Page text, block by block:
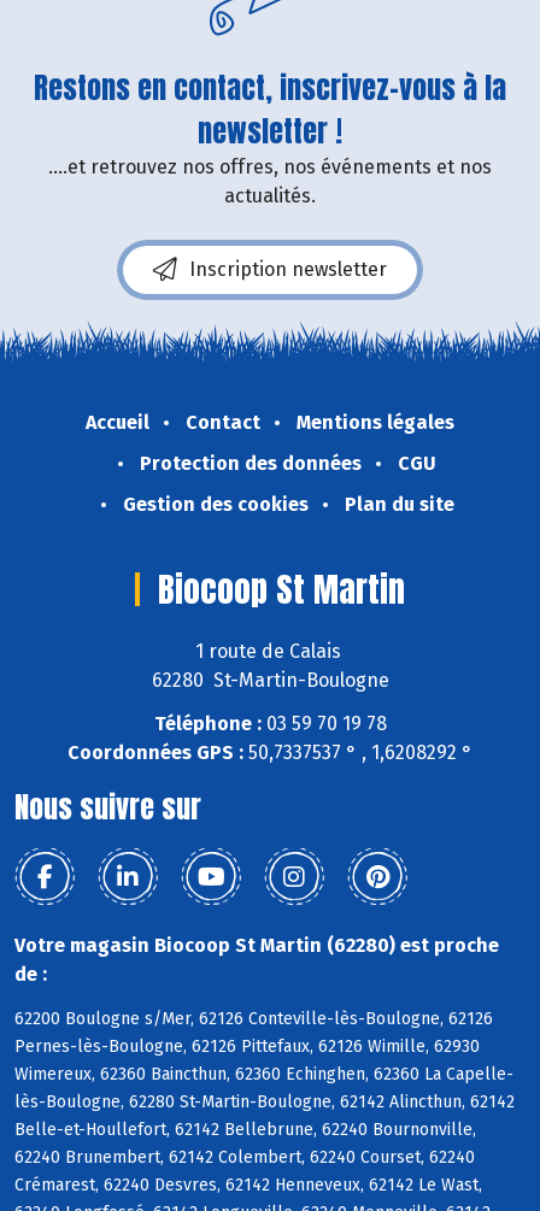
Restons en contact, inscrivez-vous à la
newsletter !
....et retrouvez nos offres, nos événements et nos
actualités.
Inscription newsletter
Accueil Contact
Mentions légales
Protection des données
CGU
Gestion des cookies
Plan du site
Biocoop St Martin
1 route de Calais
62280 St-Martin-Boulogne
Téléphone :03 59 70 19 78
Coordonnées GPS : 50,7337537 ° , 1,6208292 °
Nous suivre sur
Votre magasin Biocoop St Martin (62280) est proche
de :
62200 Boulogne s/Mer, 62126 Conteville-lès-Boulogne, 62126
Pernes-lès-Boulogne, 62126 Pittefaux, 62126 Wimille, 62930
Wimereux, 62360 Baincthun, 62360 Echinghen, 62360 La Capelle-
lès-Boulogne, 62280 St-Martin-Boulogne, 62142 Alincthun, 62142
Belle-et-Houllefort, 62142 Bellebrune, 62240 Bournonville,
62240 Brunembert, 62142 Colembert, 62240 Courset, 62240
Crémarest, 62240 Desvres, 62142 Henneveux, 62142 Le Wast,